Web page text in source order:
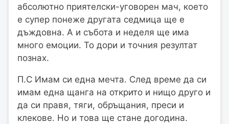
абсолютно приятелски-уговорен мач, което
е супер понеже другата седмица ще е
дъждовна. А и събота и неделя ще има
много емоции. То дори и точния резултат
познах.
П.С Имам си една мечта. След време да си
имам една щанга на открито и нищо друго и
да си правя, тяги, обръщания, преси и
клекове. Но и това ще стане догодина.